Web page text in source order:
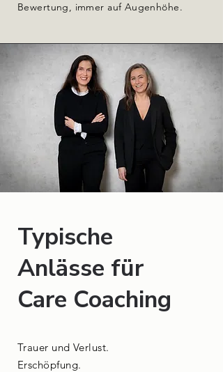
Bewertung, immer auf Augenhöhe.
Typische
Anlässe für
Care Coaching
Trauer und Verlust.
Erschöpfung.